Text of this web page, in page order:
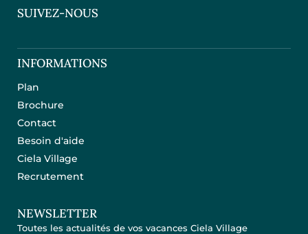
SUIVEZ-NOUS
INFORMATIONS
Plan
Brochure
Contact
Besoin d'aide
Ciela Village
Recrutement
NEWSLETTER
Toutes les actualités de vos vacances Ciela Village